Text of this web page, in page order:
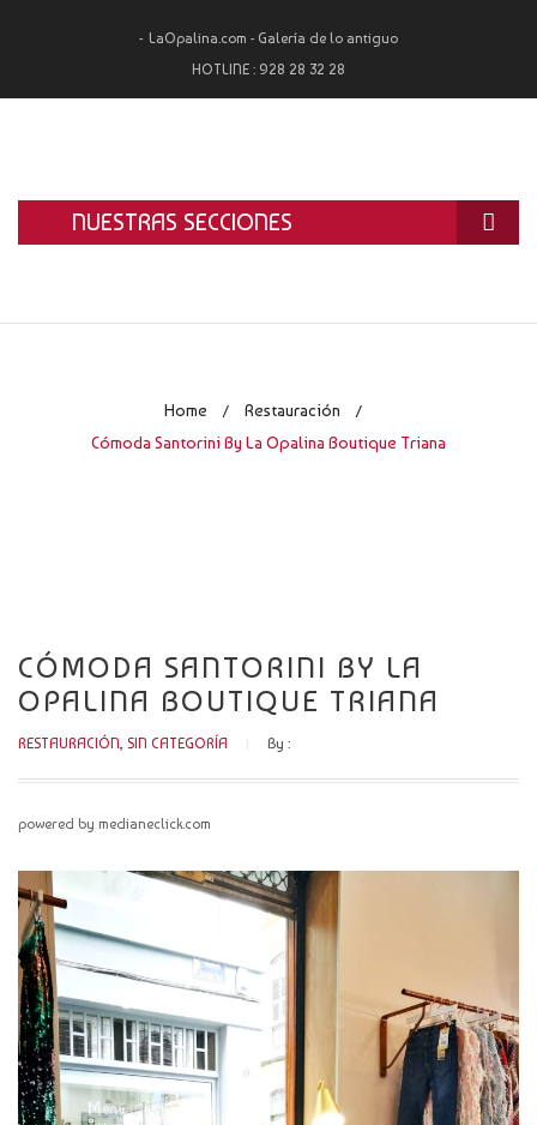
LaOpalina.com - Galería de lo antiguo
HOTLINE : 928 28 32 28
NUESTRAS SECCIONES
LA OPALINA
ALQUILER
CONTACTO
Home / Restauración /
Cómoda Santorini By La Opalina Boutique Triana
CÓMODA SANTORINI BY LA
OPALINA BOUTIQUE TRIANA
RESTAURACIÓN, SIN CATEGORÍA By :
powered by medianeclick.com